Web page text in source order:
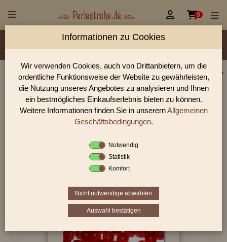
 0
Material/Glassorte Sorte/Form Farbe
Lochdurchmesser
Perlen Shop für gedrückte Perlen runde 3,5 mm
In unserem Perlen Shop finden sie zahlreich gedrückte Perlen
runde 3,5 mm und viele weiter Glasperlen.
Sie befinden sich in folgender Kategorie:
gedrückte Perlen runde Perlen
Informationen zu Cookies
Wir verwenden Cookies, auch von Drittanbietern, um die
ordentliche Funktionsweise der Website zu gewährleisten,
die Nutzung unseres Angebotes zu analysieren und Ihnen
ein bestmögliches Einkaufserlebnis bieten zu können.
Weitere Informationen finden Sie in unserernAllgemeinen
Geschäftsbedingungen.
Notwendig
Statistik
Komfort
Nicht notwendige abwählen
Auswahl bestätigen